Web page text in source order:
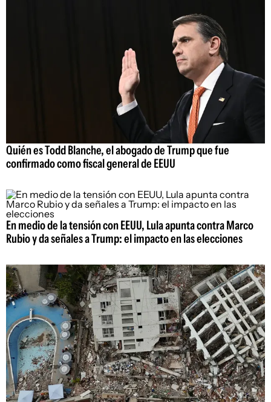
Quién es Todd Blanche, el abogado de Trump que fue
confirmado como fiscal general de EEUU
En medio de la tensión con EEUU, Lula apunta contra Marco
Rubio y da señales a Trump: el impacto en las elecciones